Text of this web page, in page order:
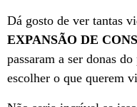
Dá gosto de ver tantas
EXPANSÃO DE
passaram a ser donas
escolher o que querem